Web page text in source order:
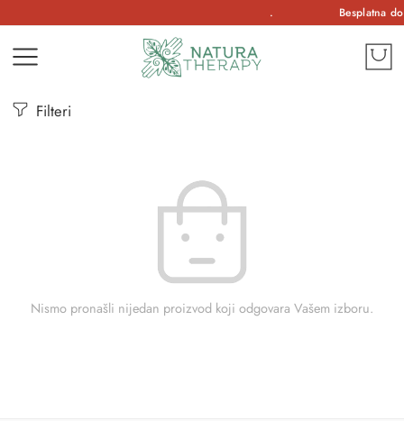
Besplatna
.
Filteri
Nismo pronašli nijedan proizvod koji odgovara Vašem izboru.